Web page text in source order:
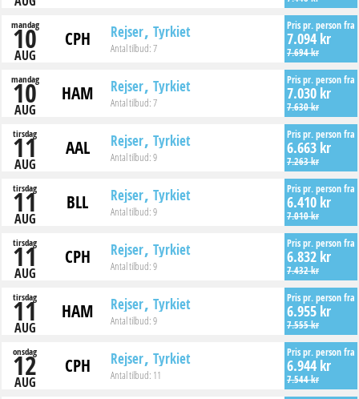
mandag
10
AUG
CPH Rejser Tyrkiet
Antal tilbud:7
Pris pr. person fra
7.094 kr
7.694 kr
mandag
10
AUG
HAM Rejser Tyrkiet
Antal tilbud:7
Pris pr. person fra
7.030 kr
7.630 kr
tirsdag
11
AUG
AAL Rejser Tyrkiet
Antal tilbud:9
Pris pr. person fra
6.663 kr
7.263 kr
tirsdag
11
AUG
BLL Rejser Tyrkiet
Antal tilbud:9
Pris pr. person fra
6.410 kr
7.010 kr
tirsdag
11
AUG
CPH Rejser Tyrkiet
Antal tilbud:9
Pris pr. person fra
6.832 kr
7.432 kr
tirsdag
11
AUG
HAM Rejser Tyrkiet
Antal tilbud:9
Pris pr. person fra
6.955 kr
7.555 kr
onsdag
12
AUG
CPH Rejser Tyrkiet
Antal tilbud: 11
Pris pr. person fra
6.944 kr
7.544 kr